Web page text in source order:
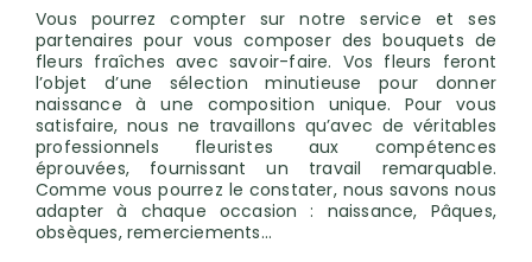
Vous pourrez compter sur notre service et ses
partenaires pour vous composer des bouquets de
fleurs fraîches avec savoir-faire. Vos fleurs feront
l’objet d’une sélection minutieuse pour donner
naissance à une composition unique. Pour vous
satisfaire, nous ne travaillons qu’avec de véritables
professionnels fleuristes aux compétences
éprouvées, fournissant un travail remarquable.
Comme vous pourrez le constater, nous savons nous
adapter à chaque occasion : naissance, Pâques,
obsèques, remerciements…